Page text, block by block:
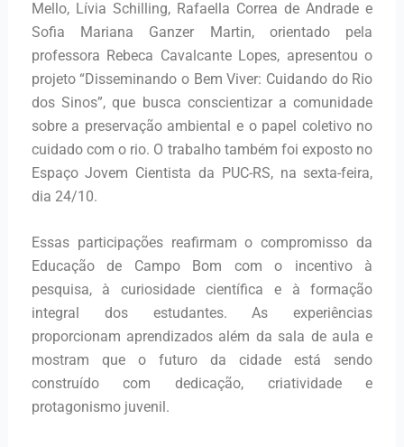
Mello, Lívia Schilling, Rafaella Correa de Andrade e
Sofia Mariana Ganzer Martin, orientado pela
professora Rebeca Cavalcante Lopes, apresentou o
projeto “Disseminando o Bem Viver: Cuidando do Rio
dos Sinos”, que busca conscientizar a comunidade
sobre a preservação ambiental e o papel coletivo no
cuidado com o rio. O trabalho também foi exposto no
Espaço Jovem Cientista da PUC-RS, na sexta-feira,
dia 24/10.
Essas participações reafirmam o compromisso da
Educação de Campo Bom com o incentivo à
pesquisa, à curiosidade científica e à formação
integral dos estudantes. As experiências
proporcionam aprendizados além da sala de aula e
mostram que o futuro da cidade está sendo
construído com dedicação, criatividade e
protagonismo juvenil.